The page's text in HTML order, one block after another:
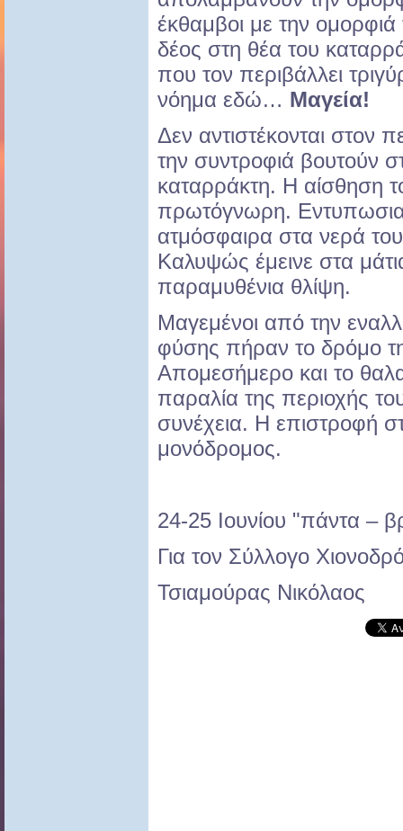
έκθαμβοι με την ομορφιά
δέος στη θέα του
που τον περιβάλλει
νόημα εδώ… Μαγεία!
Δεν αντιστέκονται στον
την συντροφιά βουτούν
καταρράκτη. Η αίσθηση
πρωτόγνωρη.
ατμόσφαιρα στα νερά
Καλυψώς έμεινε στα
παραμυθένια θλίψη.
Μαγεμένοι από την
φύσης πήραν το δρόμο
Απομεσήμερο και το
παραλία της περιοχής
συνέχεια. Η επιστροφή
μονόδρομος.
24-25 Ιουνίου "πάντα –
Για τον Σύλλογο
Τσιαμούρας Νικόλαος